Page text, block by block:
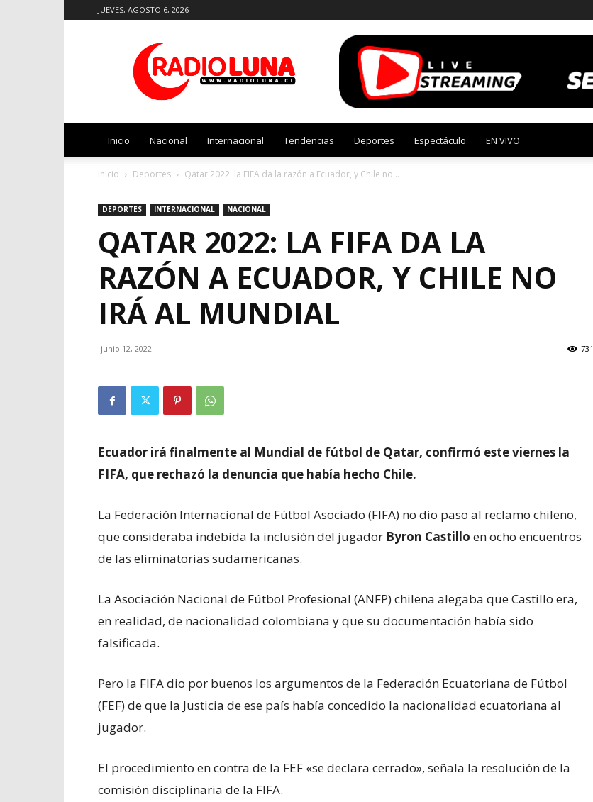
JUEVES, AGOSTO 6, 2026
Luna
Inicio Nacional Internacional Tendencias Deportes Espectáculo EN VIVO
Inicio Deportes Qatar 2022: la FIFA da la razón a Ecuador, y Chile no...
DEPORTES INTERNACIONAL NACIONAL
QATAR 2022: LA FIFA DA LA
RAZÓN A ECUADOR, Y CHILE NO
IRÁ AL MUNDIAL
junio 12, 2022 731
Ecuador irá finalmente al Mundial de fútbol de Qatar, confirmó este viernes la
FIFA, que rechazó la denuncia que había hecho Chile.
La Federación Internacional de Fútbol Asociado (FIFA) no dio paso al reclamo chileno,
que consideraba indebida la inclusión del jugador Byron Castillo en ocho encuentros
de las eliminatorias sudamericanas.
La Asociación Nacional de Fútbol Profesional (ANFP) chilena alegaba que Castillo era,
en realidad, de nacionalidad colombiana y que su documentación había sido
falsificada.
Pero la FIFA dio por buenos los argumentos de la Federación Ecuatoriana de Fútbol
(FEF) de que la Justicia de ese país había concedido la nacionalidad ecuatoriana al
jugador.
El procedimiento en contra de la FEF «se declara cerrado», señala la resolución de la
comisión disciplinaria de la FIFA.